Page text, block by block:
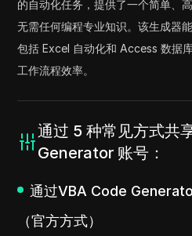
的自动化任务，提供了一个简单、
无需任何编程专业知识。该生成器
包括 Excel 自动化和 Access 数据
工作流程效率。
通过 5 种常见方式共
Generator 账号：
通过VBA Code
（官方方式）